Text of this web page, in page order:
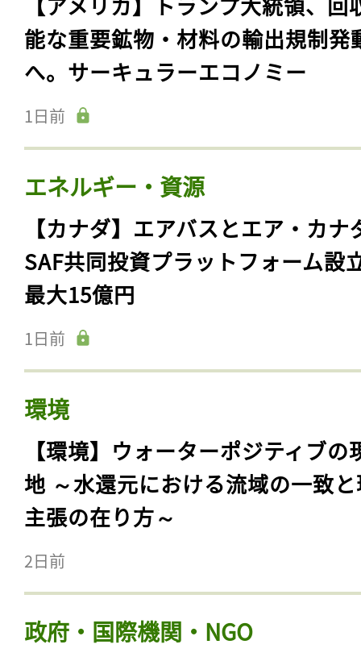
能な重要鉱物・材料の輸出規制発
へ。サーキュラーエコノミー
1日前
エネルギー・資源
【カナダ】エアバスとエア・カナ
SAF共同投資プラットフォーム設
最大15億円
1日前
環境
【環境】ウォーターポジティブの
地 ～水還元における流域の一致
主張の在り方～
2日前
政府・国際機関・NGO